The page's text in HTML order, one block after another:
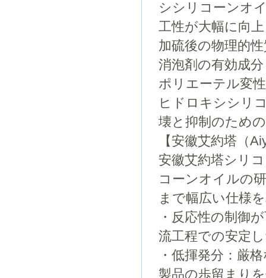
シシリコーンオ
工性が大幅に向
加硫後の物理的
消泡剤の有効成分
ポリエーテル変
ヒドロキシシリ
壊と抑制のため
【安徽艾約塔（
安徽艾約塔シリ
コーンオイルの
まで幅広い仕様
・反応性の制御
流工程での安定
・低揮発分：厳
製品の歩留まり